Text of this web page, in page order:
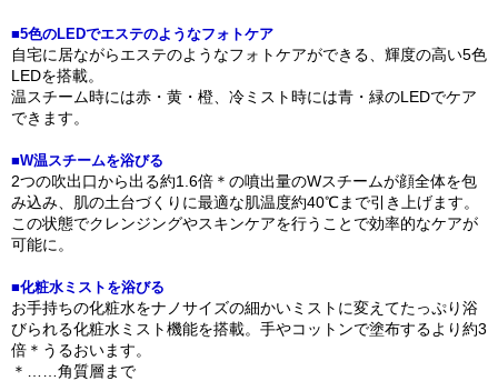
■5色のLEDでエステのようなフォトケア
自宅に居ながらエステのようなフォトケアができる、輝度の高い5色
LEDを搭載。
温スチーム時には赤・黄・橙、冷ミスト時には青・緑のLEDでケア
できます。
■W温スチームを浴びる
2つの吹出口から出る約1.6倍＊の噴出量のWスチームが顔全体を包
み込み、肌の土台づくりに最適な肌温度約40℃まで引き上げます。
この状態でクレンジングやスキンケアを行うことで効率的なケアが
可能に。
■化粧水ミストを浴びる
お手持ちの化粧水をナノサイズの細かいミストに変えてたっぷり浴
びられる化粧水ミスト機能を搭載。手やコットンで塗布するより約3
倍＊うるおいます。
＊……角質層まで